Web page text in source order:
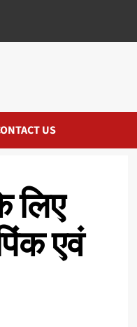
US
लिए
एवं